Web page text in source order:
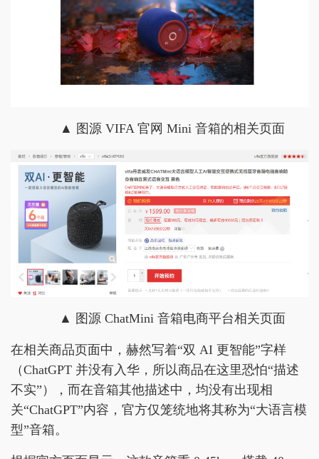
▲ 图源 VIFA 官网 Mini 音箱的相关页面
▲ 图源 ChatMini 音箱电商平台相关页面
在相关商品页面中，赫然写着“双 AI 更智能”字样
（ChatGPT 并没有入华，所以商品在这里恐怕“描述
不实”），而在音箱其他描述中，均没有出现相
关“ChatGPT”内容，官方仅笼统地将其称为“大语言模
型”音箱。